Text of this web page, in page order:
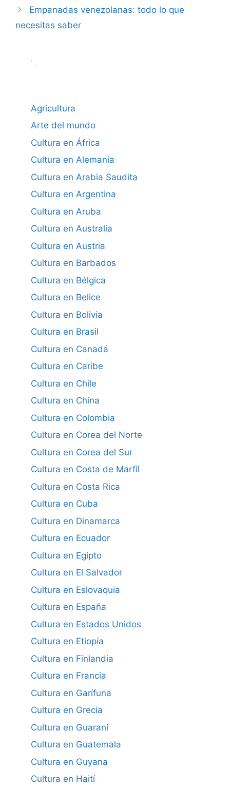
Empanadas venezolanas: todo lo que
necesitas saber
Agricultura
Arte del mundo
Cultura en África
Cultura en Alemania
Cultura en Arabia Saudita
Cultura en Argentina
Cultura en Aruba
Cultura en Australia
Cultura en Austria
Cultura en Barbados
Cultura en Bélgica
Cultura en Belice
Cultura en Bolivia
Cultura en Brasil
Cultura en Canadá
Cultura en Caribe
Cultura en Chile
Cultura en China
Cultura en Colombia
Cultura en Corea del Norte
Cultura en Corea del Sur
Cultura en Costa de Marfil
Cultura en Costa Rica
Cultura en Cuba
Cultura en Dinamarca
Cultura en Ecuador
Cultura en Egipto
Cultura en El Salvador
Cultura en Eslovaquia
Cultura en España
Cultura en Estados Unidos
Cultura en Etiopía
Cultura en Finlandia
Cultura en Francia
Cultura en Garífuna
Cultura en Grecia
Cultura en Guaraní
Cultura en Guatemala
Cultura en Guyana
Cultura en Haití